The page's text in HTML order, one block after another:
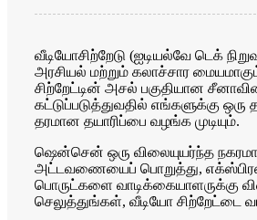
வீடியோசிற்றேடு (ஐடியல்வே டெக்
அரசியல் மற்றும் கலாச்சார
சிற்றேட்டின் அசல் பகுதியான
கட்டுப்படுத்துவதில் எங்களுக்கு
தரமான தயாரிப்பை வழங்க முடியும்.
ஷென்சென் ஒரு விலையுயர்ந்த
அட்டவணையைப் பொறுத்து,
பொருட்களை வாடிக்கையாளருக்கு
செலுத்துங்கள், வீடியோ